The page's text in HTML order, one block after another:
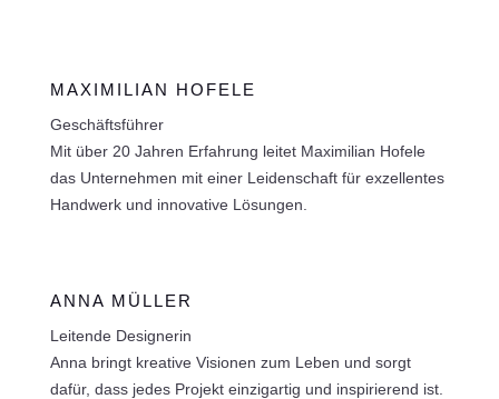
MAXIMILIAN HOFELE
Geschäftsführer
Mit über 20 Jahren Erfahrung leitet Maximilian Hofele
das Unternehmen mit einer Leidenschaft für exzellentes
Handwerk und innovative Lösungen.
ANNA MÜLLER
Leitende Designerin
Anna bringt kreative Visionen zum Leben und sorgt
dafür, dass jedes Projekt einzigartig und inspirierend ist.